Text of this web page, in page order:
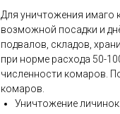
Для уничтожения
возможной посадки и
подвалов, складов,
при норме расхода 50-
численности комаров.
комаров.
Уничтожение